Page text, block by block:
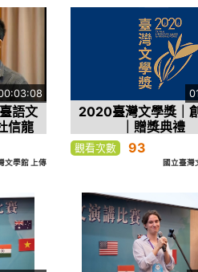
語文
信龍
仔〉
文學館 上傳
2020臺灣文學獎｜
｜贈獎典禮
觀看次數 93
國立臺灣